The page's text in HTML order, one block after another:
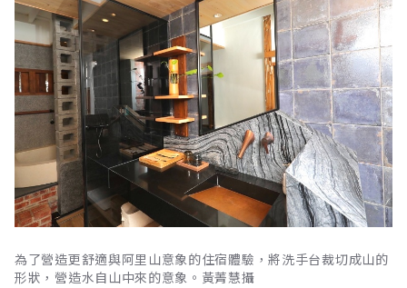
為了營造更舒適與阿里山意象的住宿體驗，將洗手台裁切成山的
形狀，營造水自山中來的意象。黃菁慧攝